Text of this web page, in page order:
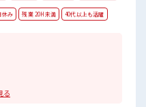
休み 残業 20H未満 40代以上も活躍
る